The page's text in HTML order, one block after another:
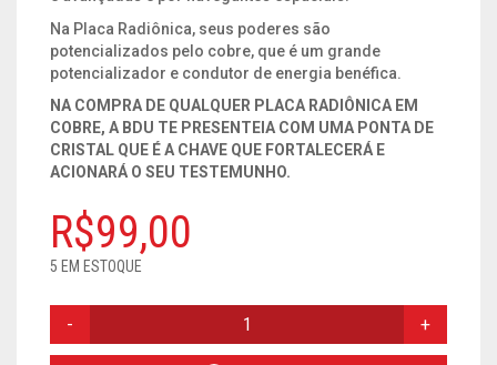
Na Placa Radiônica, seus poderes são
potencializados pelo cobre, que é um grande
potencializador e condutor de energia benéfica.
NA COMPRA DE QUALQUER PLACA RADIÔNICA EM
COBRE, A BDU TE PRESENTEIA COM UMA PONTA DE
CRISTAL QUE É A CHAVE QUE FORTALECERÁ E
ACIONARÁ O SEU TESTEMUNHO.
R$99,00
5 EM ESTOQUE
GRAFICO